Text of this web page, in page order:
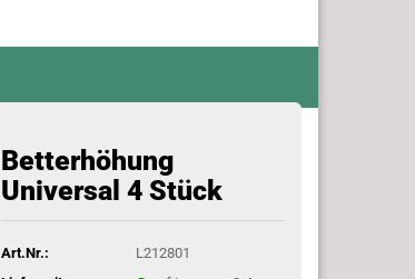
Betterhöhung
Universal 4 Stück
Art.Nr.:
L212801